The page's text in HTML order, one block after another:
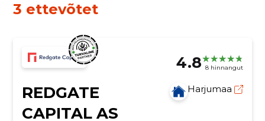
3 ettevõtet
4.8 8 hinnangut
REDGATE
CAPITAL AS
Harjumaa